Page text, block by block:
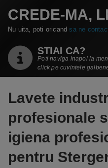
CREDE-MA,
Nu uita, poti oricandsa ne
STIAI CA?
Poti naviga inapoi la
click pe cuvintele
Lavete
profesionale
igiena
pentru